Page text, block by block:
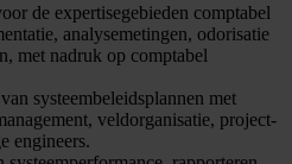
de expertisegebieden comptabel
analysemetingen, odorisatie
met nadruk op comptabel
systeembeleidsplannen met
veldorganisatie, project-
engineers.